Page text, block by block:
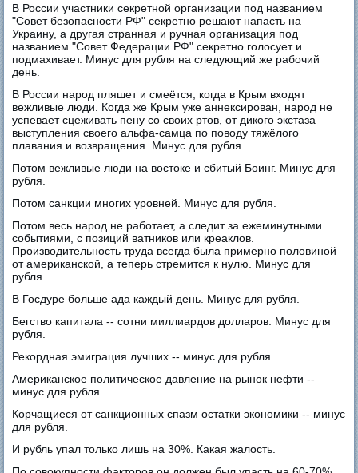
В России участники секретной организации под названием
"Совет безопасности РФ" секретно решают напасть на
Украину, а другая странная и ручная организация под
названием "Совет Федерации РФ" секретно голосует и
подмахивает. Минус для рубля на следующий же рабочий
день.
В России народ пляшет и смеётся, когда в Крым входят
вежливые люди. Когда же Крым уже аннексирован, народ не
успевает сцеживать пену со своих ртов, от дикого экстаза
выступления своего альфа-самца по поводу тяжёлого
плавания и возвращения. Минус для рубля.
Потом вежливые люди на востоке и сбитый Боинг. Минус для
рубля.
Потом санкции многих уровней. Минус для рубля.
Потом весь народ не работает, а следит за ежеминутными
событиями, с позиций ватников или креаклов.
Производительность труда всегда была примерно половиной
от американской, а теперь стремится к нулю. Минус для
рубля.
В Госдуре больше ада каждый день. Минус для рубля.
Бегство капитала -- сотни миллиардов долларов. Минус для
рубля.
Рекордная эмиграция лучших -- минус для рубля.
Американское политическое давление на рынок нефти --
минус для рубля.
Корчащиеся от санкционных спазм остатки экономики -- минус
для рубля.
И рубль упал только лишь на 30%. Какая жалость.